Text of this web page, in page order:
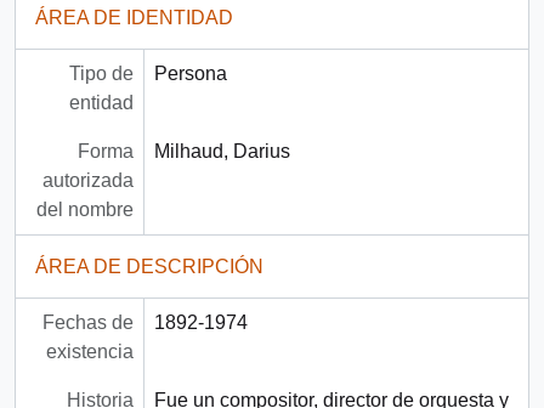
ÁREA DE IDENTIDAD
Tipo de
entidad
Persona
Forma
autorizada
del nombre
Milhaud, Darius
ÁREA DE DESCRIPCIÓN
Fechas de
existencia
1892-1974
Historia Fue un compositor, director de orquesta y